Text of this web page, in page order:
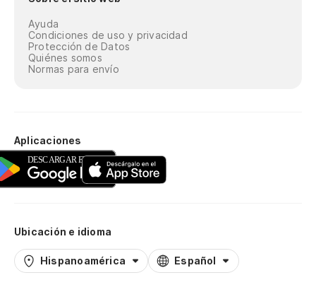
Ayuda
Condiciones de uso y privacidad
Protección de Datos
Quiénes somos
Normas para envío
Aplicaciones
Ubicación e idioma
Hispanoamérica Español